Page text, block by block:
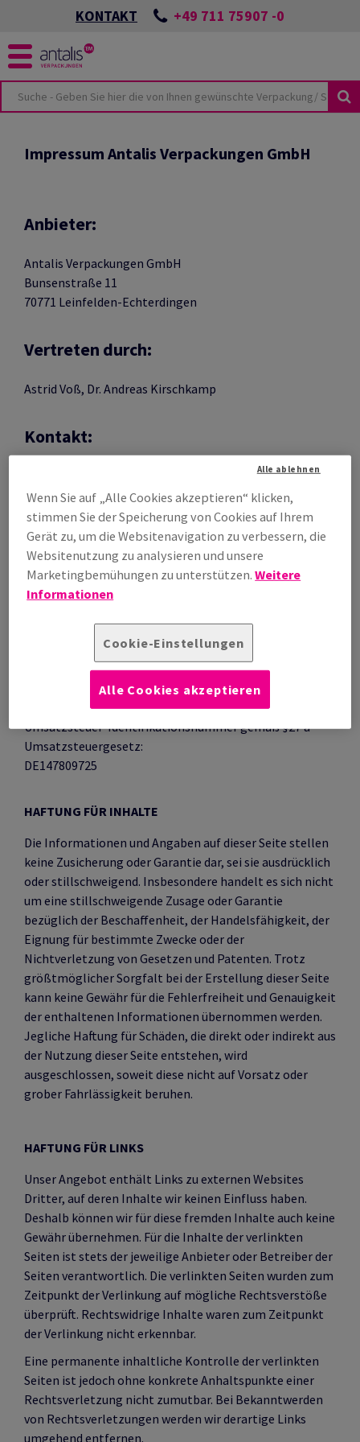
KONTAKT +49 711 75907 -0
& PALETTEN
ANTALIS
Impressum Antalis Verpackungen GmbH
Anbieter:
Antalis Verpackungen GmbH
Bunsenstraße 11
70771 Leinfelden-Echterdingen
Vertreten durch:
Astrid Voß, Dr. Andreas Kirschkamp
Kontakt:
Telefax: +49 (0) 711 / 75907 - 89
E-Mail:info@antalis-verpackungen.de
Registereintrag:
Eintragung im Handelsregister.
Registergericht: Amtsgericht Stuttgart
Registernummer: HRB 221264
Umsatzsteuer:
Umsatzsteuer-Identifikationsnummer gemäß §27 a
Umsatzsteuergesetz:
DE147809725
HAFTUNG FÜR INHALTE
Die Informationen und Angaben auf dieser Seite stellen
keine Zusicherung oder Garantie dar, sei sie ausdrücklich
oder stillschweigend. Insbesondere handelt es sich nicht
um eine stillschweigende Zusage oder Garantie
bezüglich der Beschaffenheit, der Handelsfähigkeit, der
Eignung für bestimmte Zwecke oder der
Nichtverletzung von Gesetzen und Patenten. Trotz
größtmöglicher Sorgfalt bei der Erstellung dieser Seite
kann keine Gewähr für die Fehlerfreiheit und Genauigkeit
der enthaltenen Informationen übernommen werden.
Jegliche Haftung für Schäden, die direkt oder indirekt aus
der Nutzung dieser Seite entstehen, wird
ausgeschlossen, soweit diese nicht auf Vorsatz oder
grober Fahrlässigkeit beruhen.
HAFTUNG FÜR LINKS
Unser Angebot enthält Links zu externen Websites
Dritter, auf deren Inhalte wir keinen Einfluss haben.
Deshalb können wir für diese fremden Inhalte auch keine
Gewähr übernehmen. Für die Inhalte der verlinkten
Seiten ist stets der jeweilige Anbieter oder Betreiber der
Seiten verantwortlich. Die verlinkten Seiten wurden zum
Zeitpunkt der Verlinkung auf mögliche Rechtsverstöße
überprüft. Rechtswidrige Inhalte waren zum Zeitpunkt
der Verlinkung nicht erkennbar.
Eine permanente inhaltliche Kontrolle der verlinkten
Seiten ist jedoch ohne konkrete Anhaltspunkte einer
Rechtsverletzung nicht zumutbar. Bei Bekanntwerden
von Rechtsverletzungen werden wir derartige Links
umgehend entfernen.
Wenn Sie auf „Alle Cookies akzeptieren“ klicken,
stimmen Sie der Speicherung von Cookies auf Ihrem
Gerät zu, um die Websitenavigation zu verbessern, die
Websitenutzung zu analysieren und unsere
Marketingbemühungen zu unterstützen.Weitere
Informationen
Cookie-Einstellungen
Alle ablehnen
Alle Cookies akzeptieren